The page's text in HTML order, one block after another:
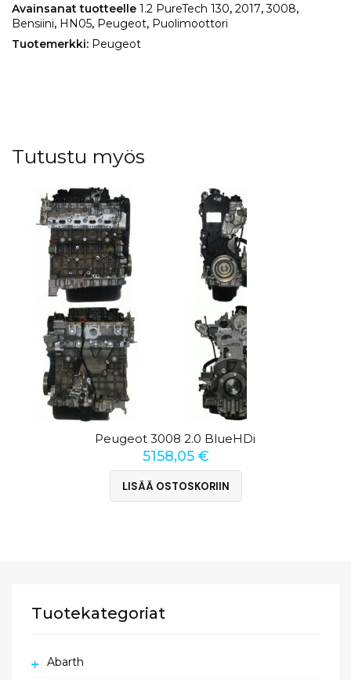
Avainsanat tuotteelle 1.2 PureTech 130, 2017,3008,
Bensiini, HN05, Peugeot, Puolimoottori
Tuotemerkki: Peugeot
Tutustu myös
Peugeot 3008 2.0 BlueHDi
5158,05 €
LISÄÄ OSTOSKORIIN
Tuotekategoriat
Abarth